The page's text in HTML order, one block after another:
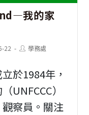
我的家
22
Post學務處
於1984年，
UNFCCC）
察員。關注